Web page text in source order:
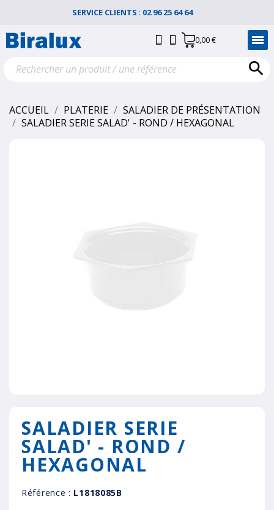
SERVICE CLIENTS : 02 96 25 64 64
0,00 €

ACCUEIL PLATERIE
SALADIER DE PRÉSENTATION
SALADIER SERIE SALAD' - ROND / HEXAGONAL
SALADIER SERIE
SALAD' - ROND /
HEXAGONAL
Référence : L1818085B